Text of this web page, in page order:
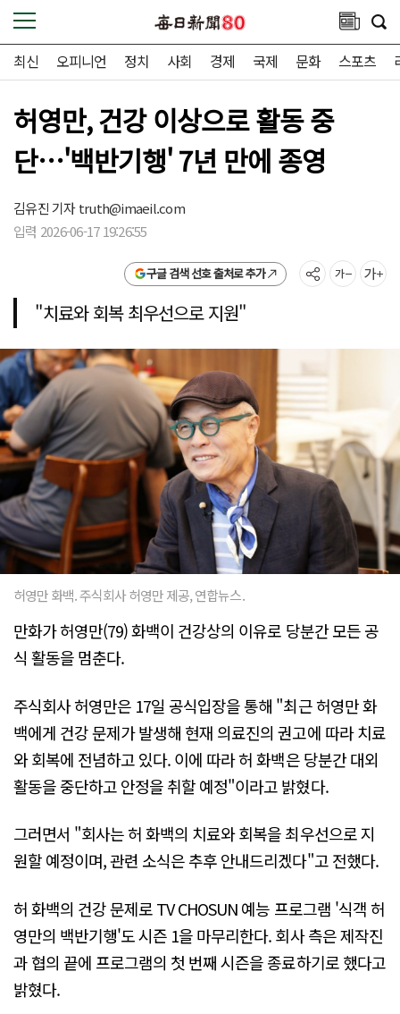
최신 오피니언 정치 사회 경제 국제 문화 스포츠
허영만, 건강 이상으로 활동 중
단…'백반기행' 7년 만에 종영
김유진 기자truth@imaeil.com
입력 2026-06-17 19:26:55
구글 검색 선호 출처로 추가
"치료와 회복 최우선으로 지원"
허영만 화백. 주식회사 허영만 제공, 연합뉴스.
만화가 허영만(79) 화백이 건강상의 이유로 당분간 모든 공
식 활동을 멈춘다.
주식회사 허영만은 17일 공식입장을 통해 "최근 허영만 화
백에게 건강 문제가 발생해 현재 의료진의 권고에 따라 치료
와 회복에 전념하고 있다. 이에 따라 허 화백은 당분간 대외
활동을 중단하고 안정을 취할 예정"이라고 밝혔다.
그러면서 "회사는 허 화백의 치료와 회복을 최우선으로 지
원할 예정이며, 관련 소식은 추후 안내드리겠다"고 전했다.
허 화백의 건강 문제로 TV CHOSUN 예능 프로그램 '식객 허
영만의 백반기행'도 시즌 1을 마무리한다. 회사 측은 제작진
과 협의 끝에 프로그램의 첫 번째 시즌을 종료하기로 했다고
밝혔다.